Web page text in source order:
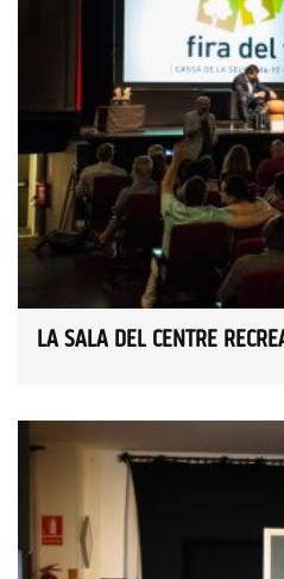
LA SALA DEL CENTRE